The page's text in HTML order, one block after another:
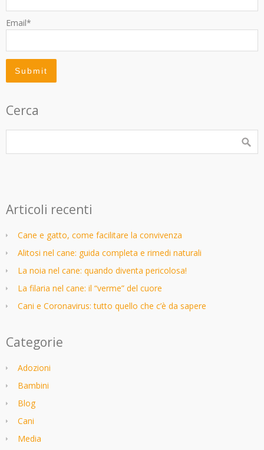
Email*
Cerca
Articoli recenti
Cane e gatto, come facilitare la convivenza
Alitosi nel cane: guida completa e rimedi naturali
La noia nel cane: quando diventa pericolosa!
La filaria nel cane: il “verme” del cuore
Cani e Coronavirus: tutto quello che c’è da sapere
Categorie
Adozioni
Bambini
Blog
Cani
Media